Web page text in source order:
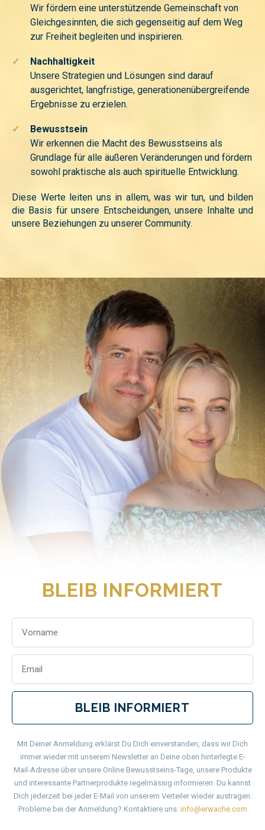
Wir fördern eine unterstützende Gemeinschaft von
Gleichgesinnten, die sich gegenseitig auf dem Weg
zur Freiheit begleiten und inspirieren.
✓
Nachhaltigkeit
Unsere Strategien und Lösungen sind darauf
ausgerichtet, langfristige, generationenübergreifende
Ergebnisse zu erzielen.
✓
Bewusstsein
Wir erkennen die Macht des Bewusstseins als
Grundlage für alle äußeren Veränderungen und fördern
sowohl praktische als auch spirituelle Entwicklung.
Diese Werte leiten uns in allem, was wir tun, und bilden
die Basis für unsere Entscheidungen, unsere Inhalte und
unsere Beziehungen zu unserer Community.
BLEIB INFORMIERT
BLEIB INFORMIERT
Mit Deiner Anmeldung erklärst Du Dich einverstanden, dass wir Dich
immer wieder mit unserem Newsletter an Deine oben hinterlegte E-
Mail-Adresse über unsere Online Bewusstseins-Tage, unsere Produkte
und interessante Partnerprodukte regelmässig informieren. Du kannst
Dich jederzeit bei jeder E-Mail von unserem Verteiler wieder austragen.
Probleme bei der Anmeldung? Kontaktiere uns: info@erwache.com